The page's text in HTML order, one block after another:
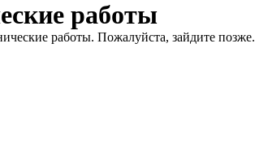
работы
работы. Пожалуйста, зайдите позже.